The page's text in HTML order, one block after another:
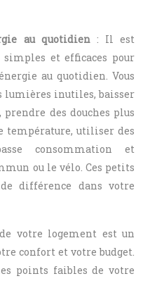
au quotidien : Il est
simples et efficaces pour
au quotidien. Vous
lumières inutiles, baisser
prendre des douches plus
température, utiliser des
consommation et
ou le vélo. Ces petits
différence dans votre
votre logement est un
confort et votre budget.
points faibles de votre